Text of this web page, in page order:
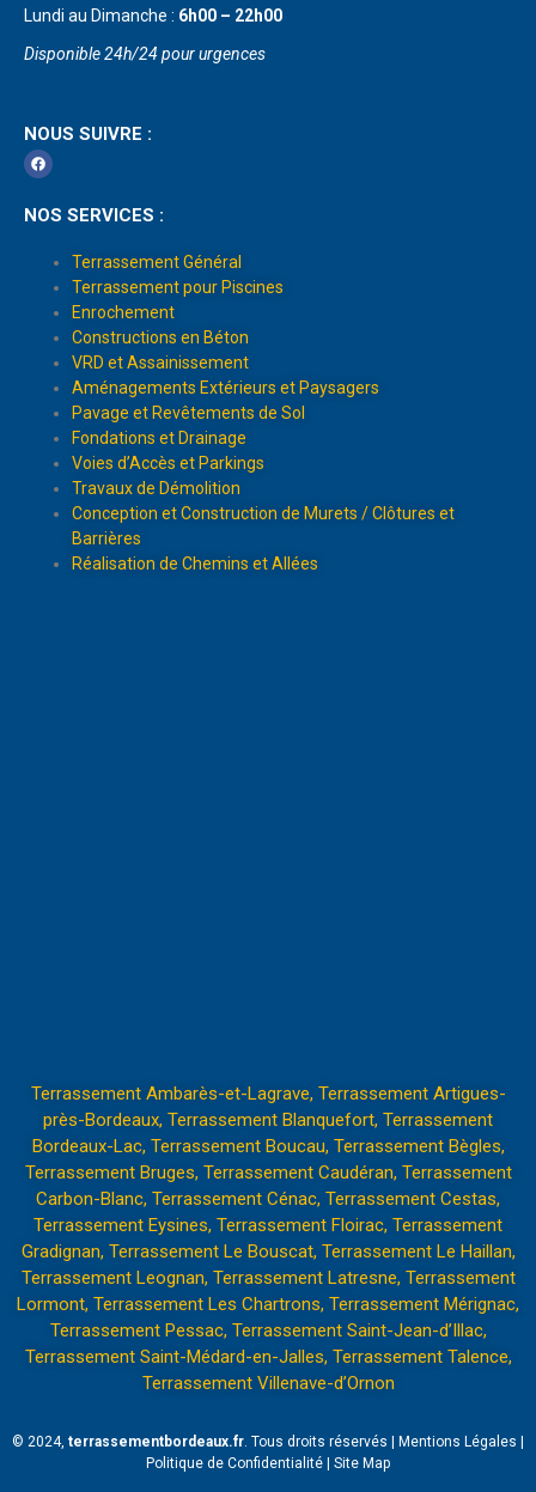
Lundi au Dimanche : 6h00 – 22h00
Disponible 24h/24 pour urgences
NOUS SUIVRE :
NOS SERVICES :
Terrassement Général
Terrassement pour Piscines
Enrochement
Constructions en Béton
VRD et Assainissement
Aménagements Extérieurs et Paysagers
Pavage et Revêtements de Sol
Fondations et Drainage
Voies d’Accès et Parkings
Travaux de Démolition
Conception et Construction de Murets / Clôtures et
Barrières
Réalisation de Chemins et Allées
Terrassement Ambarès-et-Lagrave, Terrassement Artigues-
près-Bordeaux, Terrassement Blanquefort, Terrassement
Bordeaux-Lac, Terrassement Boucau, Terrassement Bègles,
Terrassement Bruges, Terrassement Caudéran, Terrassement
Carbon-Blanc, Terrassement Cénac, Terrassement Cestas,
Terrassement Eysines, Terrassement Floirac, Terrassement
Gradignan, Terrassement Le Bouscat, Terrassement Le Haillan,
Terrassement Leognan, Terrassement Latresne, Terrassement
Lormont, Terrassement Les Chartrons, Terrassement Mérignac,
Terrassement Pessac, Terrassement Saint-Jean-d’Illac,
Terrassement Saint-Médard-en-Jalles, Terrassement Talence,
Terrassement Villenave-d’Ornon
© 2024, terrassementbordeaux.fr. Tous droits réservés | Mentions Légales
Politique de Confidentialité
Site Map